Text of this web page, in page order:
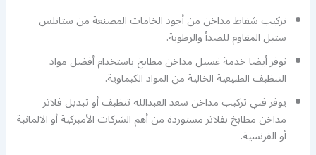
تركيب شفاط مداخن من أجود الخامات المصنعة من ستانلس
ستيل المقاوم للصدأ والرطوبة.
نوفر أيضا خدمة غسيل مداخن مطابخ باستخدام أفضل مواد
التنظيف الطبيعية الخالية من المواد الكيماوية.
يوفر فني تركيب مداخن سعد العبدالله تنظيف أو تبديل فلاتر
مداخن مطابخ بفلاتر مستوردة من أهم الشركات الأميركية أو الالمانية
أو الفرنسية.